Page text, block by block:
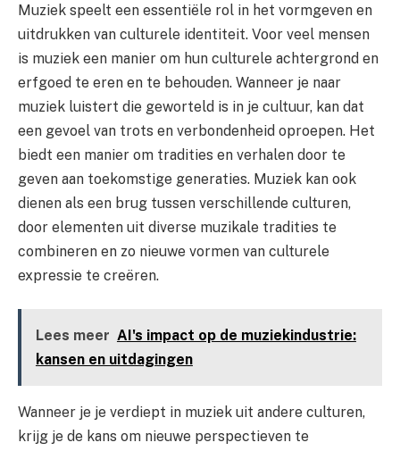
Muziek speelt een essentiële rol in het vormgeven en
uitdrukken van culturele identiteit. Voor veel mensen
is muziek een manier om hun culturele achtergrond en
erfgoed te eren en te behouden. Wanneer je naar
muziek luistert die geworteld is in je cultuur, kan dat
een gevoel van trots en verbondenheid oproepen. Het
biedt een manier om tradities en verhalen door te
geven aan toekomstige generaties. Muziek kan ook
dienen als een brug tussen verschillende culturen,
door elementen uit diverse muzikale tradities te
combineren en zo nieuwe vormen van culturele
expressie te creëren.
Lees meer AI's impact op de muziekindustrie:
kansen en uitdagingen
Wanneer je je verdiept in muziek uit andere culturen,
krijg je de kans om nieuwe perspectieven te